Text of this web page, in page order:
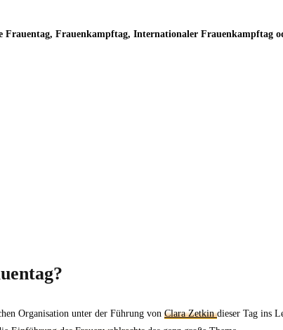
Frauenkampftag, Internationaler Frauenkampftag
Organisation unter der Führung von Clara Zetkindieser Tag ins